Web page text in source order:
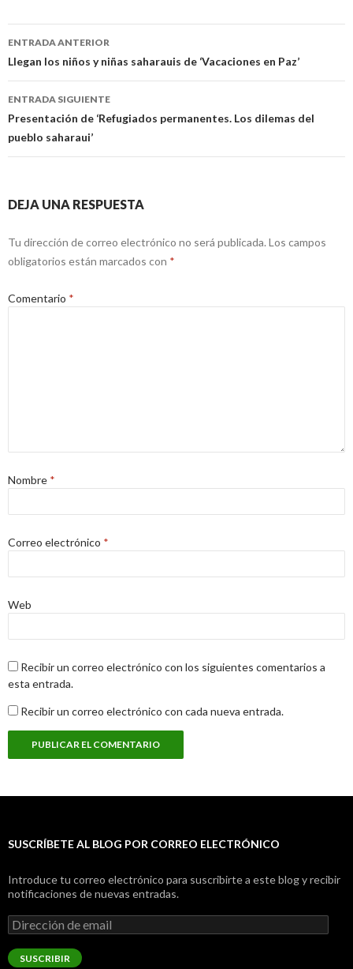
Navegación
de
entradas
ENTRADA ANTERIOR
Llegan los niños y niñas saharauis de ‘Vacaciones en Paz’
ENTRADA SIGUIENTE
Presentación de ‘Refugiados permanentes. Los dilemas del
pueblo saharaui’
DEJA UNA RESPUESTA
Tu dirección de correo electrónico no será publicada. Los campos
obligatorios están marcados con *
Comentario *
Nombre *
Correo electrónico *
Web
Recibir un correo electrónico con los siguientes comentarios a
esta entrada.
Recibir un correo electrónico con cada nueva entrada.
SUSCRÍBETE AL BLOG POR CORREO ELECTRÓNICO
Introduce tu correo electrónico para suscribirte a este blog y recibir
notificaciones de nuevas entradas.
Dirección
de
email
SUSCRIBIR